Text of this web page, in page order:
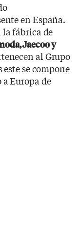
en España.
la fábrica de
Jaecoo y
al Grupo
se compone
Europa de